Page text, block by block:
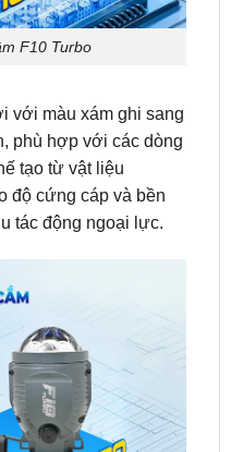
với màu xám ghi sang
tạo từ vật liệu
độ cứng cáp và bền
tác động ngoại lực.